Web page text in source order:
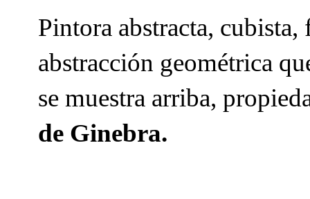
Pintora abstracta,
abstracción geométrica
se muestra arriba,
de Ginebra.